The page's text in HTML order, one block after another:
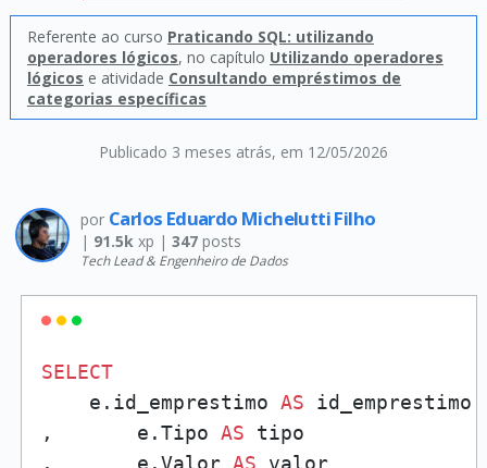
Publicado 3 meses atrás, em 12/05/2026
Referente ao curso Praticando SQL: utilizando
operadores lógicos, no capítulo Utilizando operadores
lógicos e atividade Consultando empréstimos de
categorias específicas
por Carlos Eduardo Michelutti Filho
| 91.5kxp | 347posts
Tech Lead & Engenheiro de Dados
SELECT
    e.id_emprestimo
AS id_emprestimo
,	e.Tipo AS tipo
,	e.Valor AS
valor